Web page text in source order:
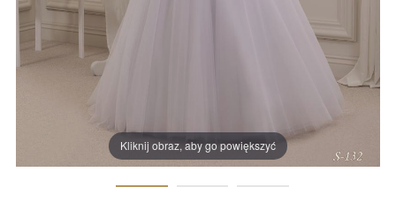
Kliknij obraz, aby go powiększyć